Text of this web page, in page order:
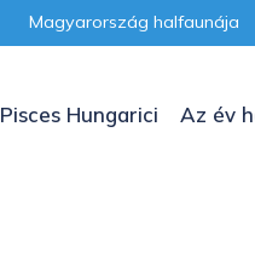
Magyarország halfaunája
Pisces Hungarici Az év